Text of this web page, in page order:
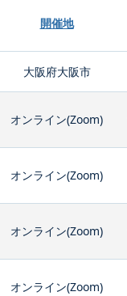
開催地
大阪府大阪市
オンライン(Zoom)
オンライン(Zoom)
オンライン(Zoom)
オンライン(Zoom)